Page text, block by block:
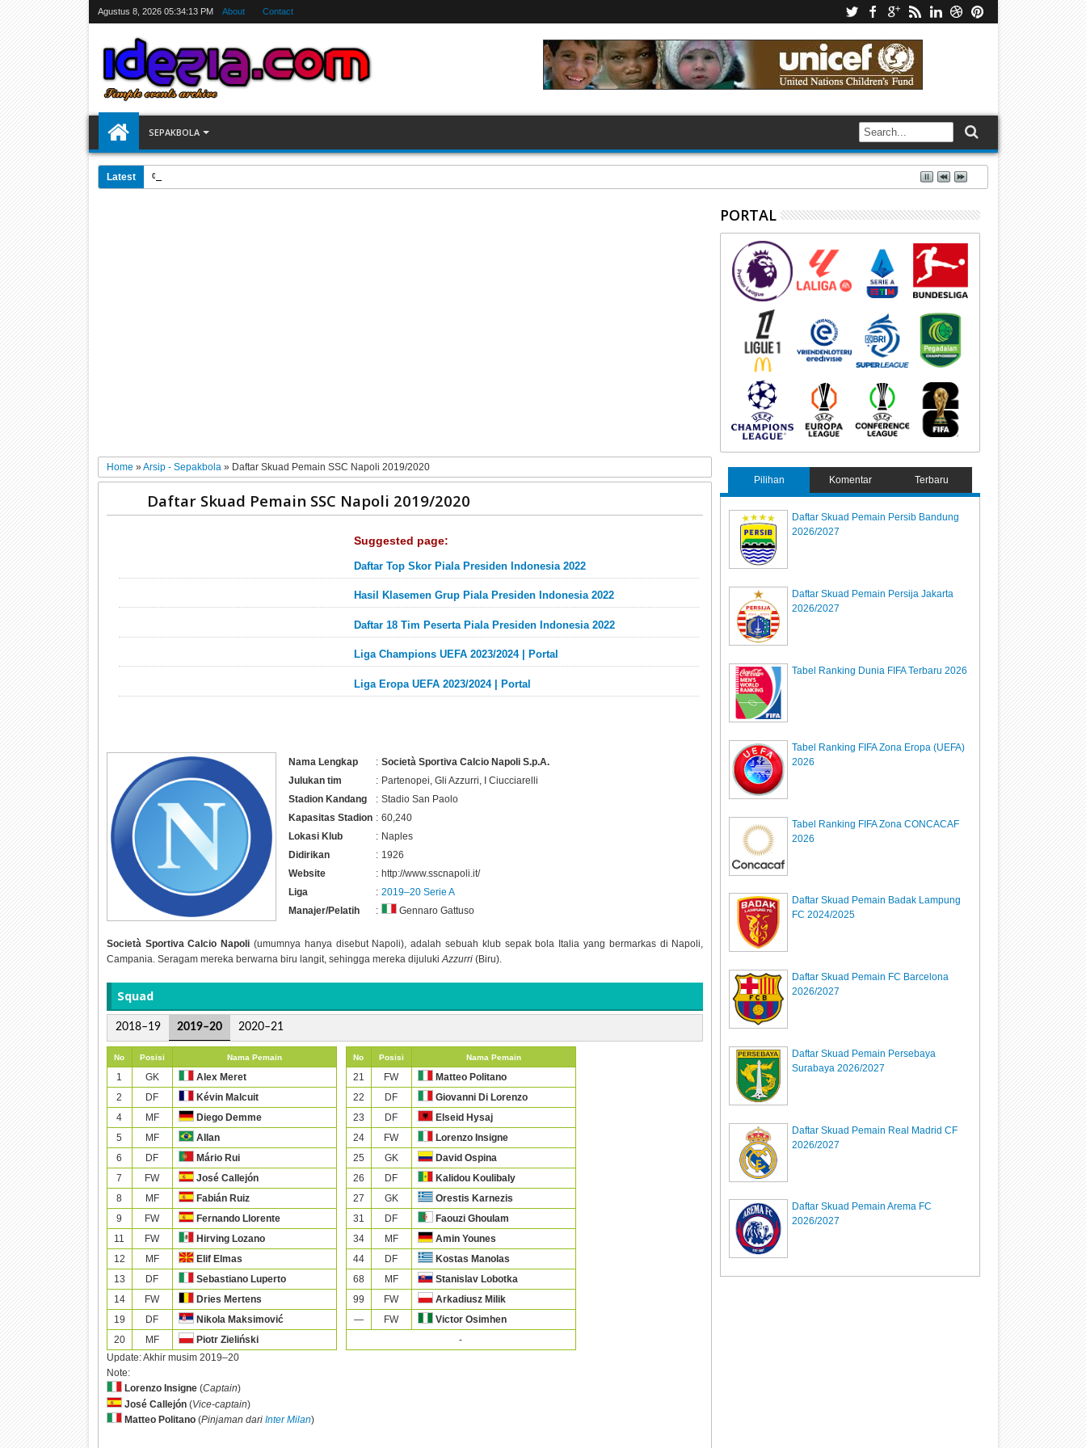
Agustus 8, 2026 05:34:14 PM About Contact
SEPAKBOLA
Latest 07:31 AM
Home »Arsip - Sepakbola » Daftar Skuad Pemain SSC Napoli 2019/2020
Daftar Skuad Pemain SSC Napoli 2019/2020
Suggested page:
Daftar Top Skor Piala Presiden Indonesia 2022
Hasil Klasemen Grup Piala Presiden Indonesia 2022
Daftar 18 Tim Peserta Piala Presiden Indonesia 2022
Liga Champions UEFA 2023/2024 | Portal
Liga Eropa UEFA 2023/2024 | Portal
Nama Lengkap : Società Sportiva Calcio Napoli S.p.A.
Julukan tim
: Partenopei, Gli Azzurri, I Ciucciarelli
Stadion Kandang
: Stadio San Paolo
Kapasitas Stadion : 60,240
Lokasi Klub
: Naples
Didirikan
: 1926
Website
: http://www.sscnapoli.it/
Liga
: 2019–20 Serie A
Manajer/Pelatih
: Gennaro Gattuso
Società Sportiva Calcio Napoli (umumnya hanya disebut Napoli), adalah sebuah klub sepak bola Italia yang bermarkas di Napoli,
Campania. Seragam mereka berwarna biru langit, sehingga mereka dijuluki Azzurri(Biru).
Squad
2018–19 2019–20 2020–21
No Posisi Nama Pemain
1 GK
Alex Meret
2
DF
Kévin Malcuit
4
MF
Diego Demme
5
MF
Allan
6
DF
Mário Rui
7
FW
José Callejón
8
MF
Fabián Ruiz
9
FW
Fernando Llorente
11
FW
Hirving Lozano
12
MF
Elif Elmas
13
DF
Sebastiano Luperto
14
FW
Dries Mertens
19
DF
Nikola Maksimović
20
MF Piotr Zieliński
No Posisi Nama Pemain
21 FW
Matteo Politano
22
DF
Giovanni Di Lorenzo
23
DF
Elseid Hysaj
24
FW
Lorenzo Insigne
25
GK
David Ospina
26
DF
Kalidou Koulibaly
27
GK
Orestis Karnezis
31
DF
Faouzi Ghoulam
34
MF
Amin Younes
44
DF
Kostas Manolas
68
MF
Stanislav Lobotka
99
FW
Arkadiusz Milik
—
FW
Victor Osimhen
-
Update: Akhir musim 2019–20
Note:
Lorenzo Insigne(Captain)
José Callejón(Vice-captain)
Matteo Politano(Pinjaman dari Inter Milan)
PORTAL
Pilihan Komentar Terbaru
Daftar Skuad Pemain Persib Bandung
2026/2027
Daftar Skuad Pemain Persija Jakarta
2026/2027
Tabel Ranking Dunia FIFA Terbaru 2026
Tabel Ranking FIFA Zona Eropa (UEFA)
2026
Tabel Ranking FIFA Zona CONCACAF
2026
Daftar Skuad Pemain Badak Lampung
FC 2024/2025
Daftar Skuad Pemain FC Barcelona
2026/2027
Daftar Skuad Pemain Persebaya
Surabaya 2026/2027
Daftar Skuad Pemain Real Madrid CF
2026/2027
Daftar Skuad Pemain Arema FC
2026/2027